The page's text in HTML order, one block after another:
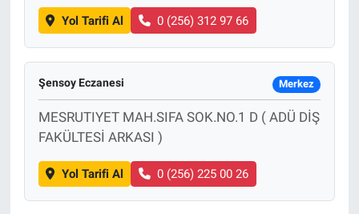
Yol Tarifi Al 0 (256) 312 97 66
Şensoy Eczanesi Merkez
MESRUTIYET MAH.SIFA SOK.NO.1 D ( ADÜ DİŞ
FAKÜLTESİ ARKASI )
Yol Tarifi Al 0 (256) 225 00 26